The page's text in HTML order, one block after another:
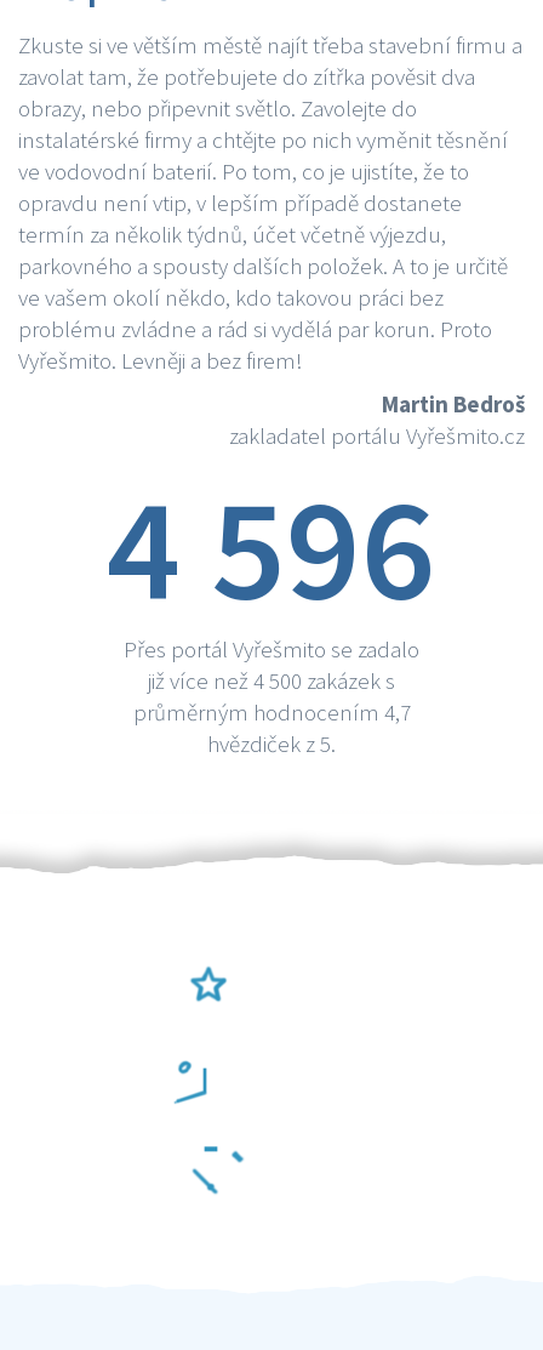
Zkuste si ve větším městě najít třeba stavební firmu a
zavolat tam, že potřebujete do zítřka pověsit dva
obrazy, nebo připevnit světlo. Zavolejte do
instalatérské firmy a chtějte po nich vyměnit těsnění
ve vodovodní baterií. Po tom, co je ujistíte, že to
opravdu není vtip, v lepším případě dostanete
termín za několik týdnů, účet včetně výjezdu,
parkovného a spousty dalších položek. A to je určitě
ve vašem okolí někdo, kdo takovou práci bez
problému zvládne a rád si vydělá par korun. Proto
Vyřešmito. Levněji a bez firem!
Martin Bedroš
zakladatel portálu Vyřešmito.cz
4 596
Přes portál Vyřešmito se zadalo
již více než 4 500 zakázek s
průměrným hodnocením 4,7
hvězdiček z 5.